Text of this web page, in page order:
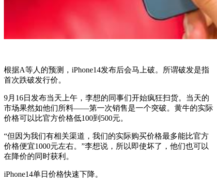
根据A等人的预测，iPhone14发布后会马上破。所谓破发是指
首次跌破发行价。
9月16日发布当天上午，李想的同事们开始疯狂扫货。当天的
市场果然如他们所料——第一次销售是一个突破。黄牛的实际
价格可以比官方价格低100到500元。
“但因为我们有相关渠道，我们的实际购买价格最多能比官方
价格便宜1000元左右。”李想说，所以即使坏了，他们也可以
在降价的同时获利。
iPhone14单日价格快速下降。